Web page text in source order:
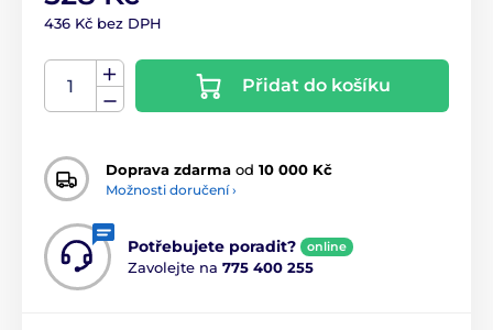
436 Kč bez DPH
Přidat do košíku
Doprava zdarma od 10 000 Kč
Možnosti doručení ›
Potřebujete poradit? online
Zavolejte na 775 400 255